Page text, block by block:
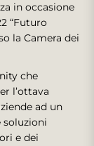
in occasione
“Futuro
la Camera dei
che
l’ottava
ad un
e dei